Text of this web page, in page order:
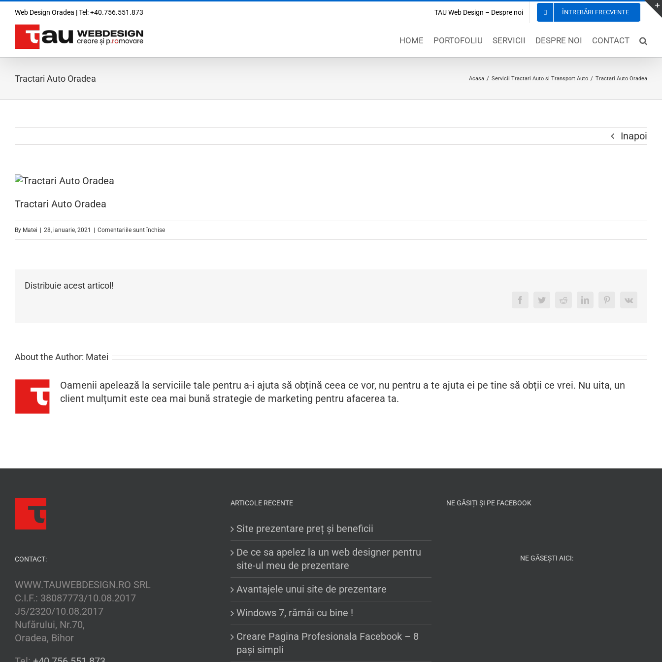
content
Web Design Oradea | Tel: +40.756.551.873 TAU Web Design – Despre noi ÎNTREBĂRI FRECVENTE
HOME PORTOFOLIU SERVICII DESPRE NOI CONTACT
Tractari Auto Oradea Acasa / Servicii Tractari Auto si Transport Auto / Tractari Auto Oradea
Inapoi
Tractari Auto Oradea
By Matei 28, ianuarie, 2021 Comentariile sunt închisepentru
Distribuie acest articol!
FacebookTwitterReddit LinkedInPinterest
Vk
About the Author: Matei
Oamenii apelează la serviciile tale pentru a-i ajuta să obțină ceea ce vor, nu pentru a te ajuta ei pe tine să obții ce vrei. Nu uita, un
client mulțumit este cea mai bună strategie de marketing pentru afacerea ta.
CONTACT:
WWW.TAUWEBDESIGN.RO SRL
C.I.F.: 38087773/10.08.2017
J5/2320/10.08.2017
Nufărului, Nr.70,
Oradea, Bihor
ARTICOLE RECENTE
Site prezentare preț și beneficii
De ce sa apelez la un web designer pentru
site-ul meu de prezentare
Avantajele unui site de prezentare
Windows 7, rămâi cu bine !
Creare Pagina Profesionala Facebook – 8
pași simpli
NE GĂSIȚI ȘI PE FACEBOOK
NE GĂSEȘTI AICI: